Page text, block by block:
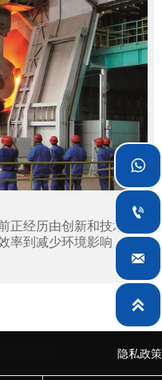
经历由创新和技术进
率到减少环境影响，该
竞争力和可持续性。
隐私政策



